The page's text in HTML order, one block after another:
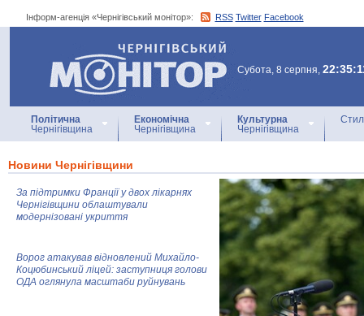
Інформ-агенція «Чернігівський монітор»: RSS Twitter Facebook
Інформ-агенція
«Чернігівський монітор»
Субота, 8 серпня,
Політична
Чернігівщина
Економічна
Чернігівщина
Культурна
Чернігівщина
Новини Чернігівщини
За підтримки Франції у двох лікарнях
Чернігівщини облаштували
модернізовані укриття
Ворог атакував відновлений Михайло-
Коцюбинський ліцей: заступниця голови
ОДА оглянула масштаби руйнувань